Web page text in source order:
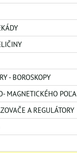
- BOROSKOPY
MAGNETICKÉHO POĽA
A REGULÁTORY